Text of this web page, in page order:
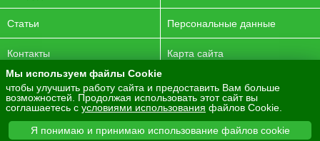
Статьи Персональные данные
Контакты Карта сайта
© 2016-2026 ENERGYAGRO Все права защищены.
Разработка сайта - PurpleLabs
Вся представленная на сайте информация носит
информационный характер и не является публичной офертой.
Мы используем файлы Cookie
чтобы улучшить работу сайта и предоставить Вам больше
возможностей. Продолжая использовать этот сайт вы
соглашаетесь с условиями использования файлов Cookie.
Я понимаю и принимаю использование файлов cookie